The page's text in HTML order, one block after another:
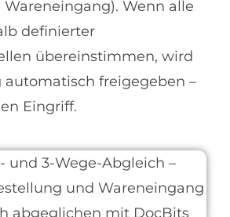
Wareneingang). Wenn alle
definierter
übereinstimmen, wird
automatisch freigegeben –
Eingriff.